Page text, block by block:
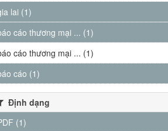
lai (1)
cáo thương mại ... (1)
cáo thương mại ... (1)
cáo (1)
Định dạng
(1)